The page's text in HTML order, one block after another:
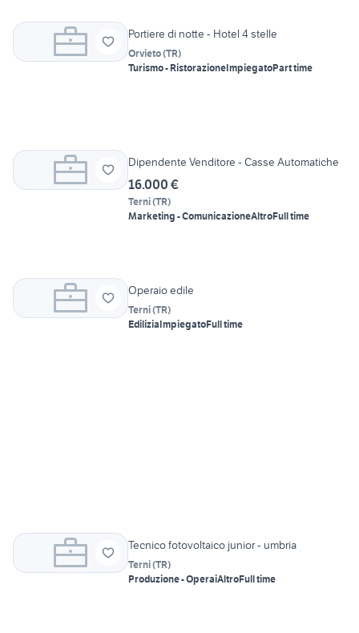
Portiere di notte - Hotel 4 stelle
Orvieto(TR)
Turismo - RistorazioneImpiegatoPart time
Dipendente Venditore - Casse Automatiche
16.000 €
Terni(TR)
Marketing - ComunicazioneAltroFull time
Operaio edile
Terni(TR)
EdiliziaImpiegatoFull time
Tecnico fotovoltaico junior - umbria
Terni(TR)
Produzione - OperaiAltroFull time